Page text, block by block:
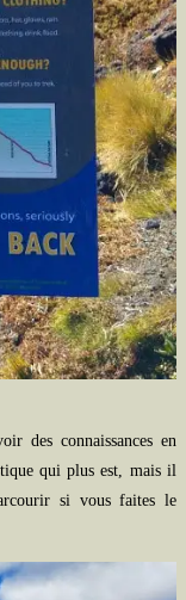
des connaissances en
qui plus est, mais il
si vous faites le